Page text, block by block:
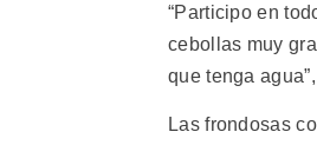
“Participo en
cebollas muy
que tenga
Las frondosas